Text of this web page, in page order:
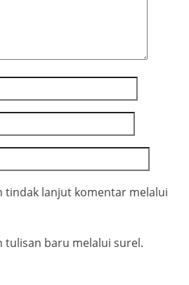
tindak lanjut komentar melalui
tulisan baru melalui surel.